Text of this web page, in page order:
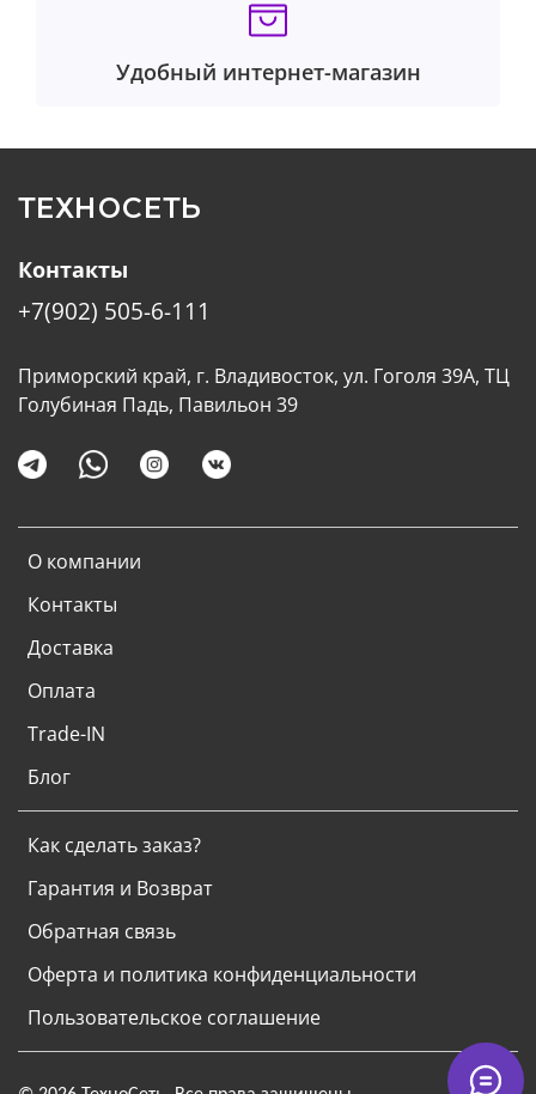
Удобный интернет-магазин
ТЕХНОСЕТЬ
О компании
Контакты
Доставка
Оплата
Trade-IN
Блог
Как сделать заказ?
Гарантия и Возврат
Обратная связь
Оферта и политика конфиденциальности
Пользовательское соглашение
Контакты
+7(902) 505-6-111
Приморский край, г. Владивосток, ул. Гоголя 39А, ТЦ
Голубиная Падь, Павильон 39